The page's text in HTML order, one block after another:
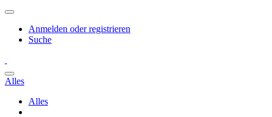
Anmelden oder registrieren
Suche
Alles
Alles